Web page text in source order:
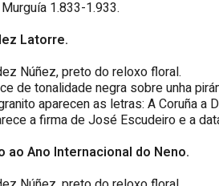
1.833-1.933.
Latorre.
Núñez, preto do reloxo floral.
de tonalidade negra sobre unha
aparecen as letras: A Coruña a
a firma de José Escudeiro e a
Ano Internacional do Neno.